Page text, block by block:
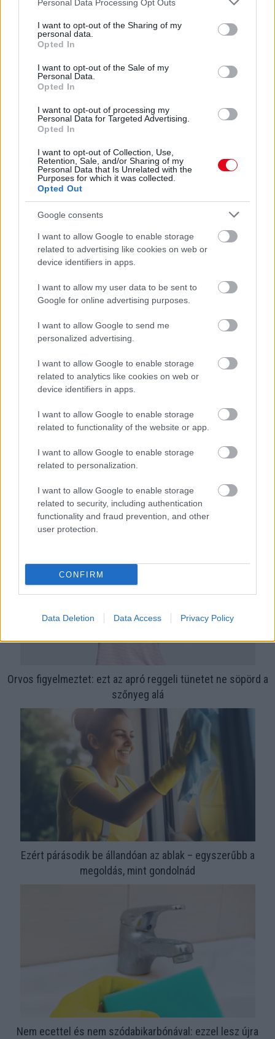
not limited to your visit or usage behaviour. You may click to
grant or deny consent to Google and its third-party tags to
use your data for below specified purposes in below Google
consent section.
Personal Data Processing Opt Outs
I want to opt-out of the Sharing of my
personal data.
Opted In
I want to opt-out of the Sale of my
Personal Data.
Opted In
I want to opt-out of processing my
Personal Data for Targeted Advertising.
Opted In
I want to opt-out of Collection, Use,
Retention, Sale, and/or Sharing of my
Personal Data that Is Unrelated with the
Purposes for which it was collected.
Opted Out
Google consents
I want to allow Google to enable storage
related to advertising like cookies on web or
device identifiers in apps.
I want to allow my user data to be sent to
Google for online advertising purposes.
I want to allow Google to send me
personalized advertising.
I want to allow Google to enable storage
related to analytics like cookies on web or
device identifiers in apps.
I want to allow Google to enable storage
related to functionality of the website or app.
I want to allow Google to enable storage
related to personalization.
I want to allow Google to enable storage
related to security, including authentication
functionality and fraud prevention, and other
user protection.
CONFIRM
Data Deletion Data Access Privacy Policy
08. 01.
EGYRE TÖBB FIATALNÁL JELENTKEZIK EZ A
VITAMINHIÁNY – ILYEN JELEKRE FIGYELJ
Erre figyelj!
24 ÓRA TOVÁBBI HÍREI
24 óra
Egyre több embernél jelentkezik ez a hiányállapot – az
Ha ezt érzed evés után, a szervezeted fontos dologra
próbál figyelmeztetni
Orvos figyelmeztet: ezt az apró reggeli tünetet ne söpörd a
szőnyeg alá
Ezért párásodik be állandóan az ablak – egyszerűbb a
megoldás, mint gondolnád
Nem ecettel és nem szódabikarbónával: ezzel lesz újra